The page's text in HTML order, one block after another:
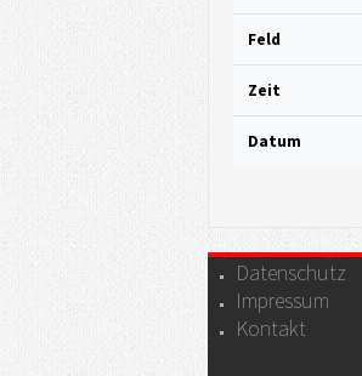
Feld
Zeit
Datum
Datenschutz
Impressum
Kontakt